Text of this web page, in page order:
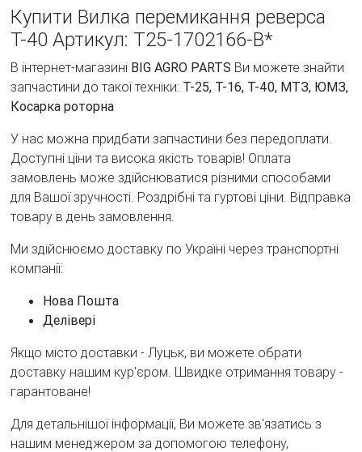
Купити Вилка перемикання реверса
Т-40 Артикул: Т25-1702166-В*
В інтернет-магазині BIG AGRO PARTS Ви можете знайти
запчастини до такої техніки: Т-25, Т-16, Т-40, МТЗ, ЮМЗ,
Косарка роторна
У нас можна придбати запчастини без передоплати.
Доступні ціни та висока якість товарів! Оплата
замовлень може здійснюватися різними способами
для Вашої зручності. Роздрібні та гуртові ціни. Відправка
товару в день замовлення.
Ми здійснюємо доставку по Україні через транспортні
компанії:
Нова Пошта
Делівері
Якщо місто доставки - Луцьк, ви можете обрати
доставку нашим кур'єром. Швидке отримання товару -
гарантоване!
Для детальнішої інформації, Ви можете зв'язатись з
нашим менеджером за допомогою телефону,